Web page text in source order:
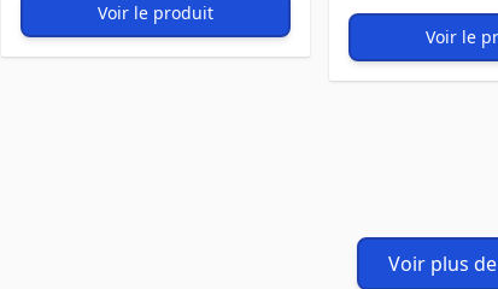
Voir le produit
Voir le
Voir plus